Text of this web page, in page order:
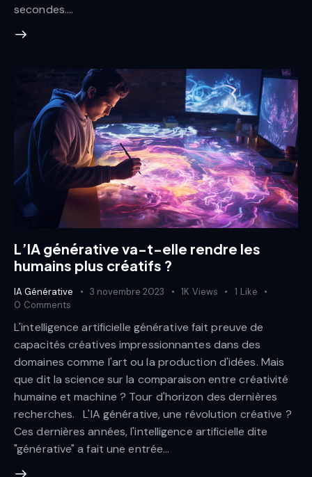
secondes.…
L’IA générative va-t-elle rendre les
humains plus créatifs ?
IA Générative 3 novembre 2023 1K Views 1 Like
0 Comments
L'intelligence artificielle générative fait preuve de
capacités créatives impressionnantes dans des
domaines comme l'art ou la production d'idées. Mais
que dit la science sur la comparaison entre créativité
humaine et machine ? Tour d'horizon des dernières
recherches. L'IA générative, une révolution créative ?
Ces dernières années, l'intelligence artificielle dite
"générative" a fait une entrée…